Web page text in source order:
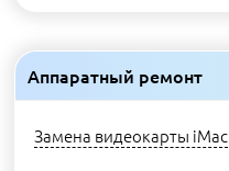
Аппаратный ремонт
Замена видеокарты iMac